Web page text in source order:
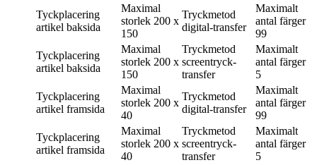
Tyckplacering
artikel baksida
Maximal
storlek 200 x
150
Tryckmetod
digital-transfer
Maximalt
antal färger
99
Tyckplacering
artikel baksida
Maximal
storlek 200 x
150
Tryckmetod
screentryck-
transfer
Maximalt
antal färger
5
Tyckplacering
artikel framsida
Maximal
storlek 200 x
40
Tryckmetod
digital-transfer
Maximalt
antal färger
99
Tyckplacering
artikel framsida
Maximal
storlek 200 x
40
Tryckmetod
screentryck-
transfer
Maximalt
antal färger
5